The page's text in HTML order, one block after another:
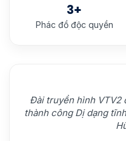
3+
Phác đồ độc quyền
Đài truyền hình VTV2
thành công Dị dạng